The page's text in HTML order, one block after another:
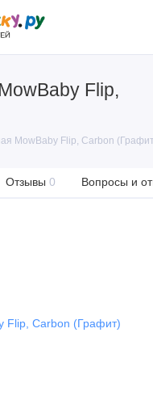
Flip,
MowBaby Flip, Carbon
Отзывы 0 Вопросы и